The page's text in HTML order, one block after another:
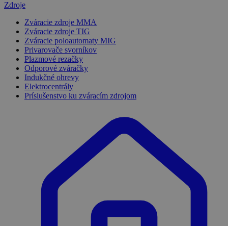
Zdroje
Zváracie zdroje MMA
Zváracie zdroje TIG
Zváracie poloautomaty MIG
Privarovače svorníkov
Plazmové rezačky
Odporové zváračky
Indukčné ohrevy
Elektrocentrály
Príslušenstvo ku zváracím zdrojom